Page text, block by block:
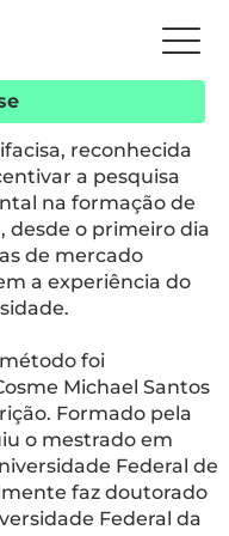
reconhecida
a pesquisa
na formação de
desde o primeiro dia
de mercado
a experiência do
foi
Michael Santos
Formado pela
o mestrado em
Federal de
faz doutorado
Federal da